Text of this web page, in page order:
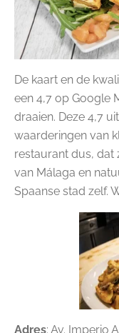
De kaart en de
een 4,7 op Google
draaien. Deze 4,7
waarderingen van
restaurant dus, dat
van Málaga en
Spaanse stad zelf.
Adres: Av. Imperio